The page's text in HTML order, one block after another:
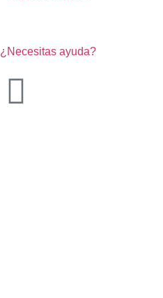
¿Necesitas ayuda?